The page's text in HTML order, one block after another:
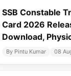
SSB Constable
Card 2026
Download,
By Pintu Kumar 08